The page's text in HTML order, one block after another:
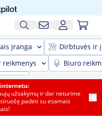
įranga
Dirbtuvės ir
reikmenys
Biuro
užsakymų ir dar neturime
padėti su esamais